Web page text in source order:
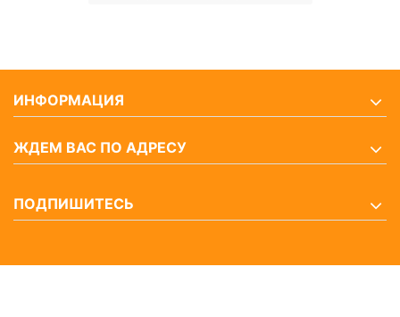
ИНФОРМАЦИЯ
ЖДЕМ ВАС ПО АДРЕСУ
ПОДПИШИТЕСЬ